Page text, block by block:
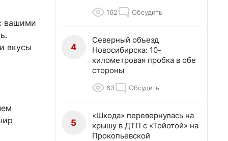
вашими
вкусы
162 Обсудить
4
Северный объезд
Новосибирска: 10-
километровая пробка в обе
стороны
63 Обсудить
5
«Шкода» перевернулась на
крышу в ДТП с «Тойотой» на
Прокопьевской